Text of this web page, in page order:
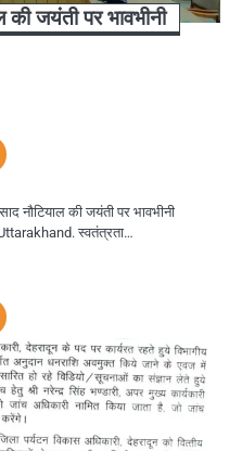
की जयंती पर भावभीनी
नौटियाल की जयंती पर भावभीनी
स्वतंत्रता…